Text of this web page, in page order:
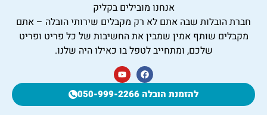
אנחנו מובילים בקליק
חברת הובלות שבה אתם לא רק מקבלים שירותי הובלה – אתם
מקבלים שותף אמין שמבין את החשיבות של כל פריט ופריט
שלכם, ומתחייב לטפל בו כאילו היה שלנו.
להזמנת הובלה 050-999-2266